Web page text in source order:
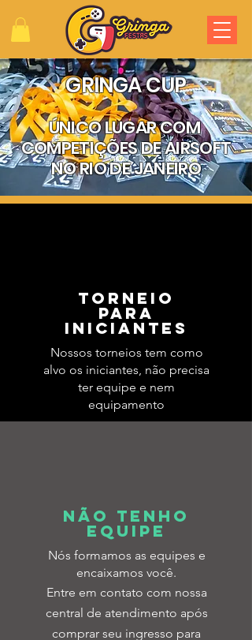
GRINGA CUP
ÚNICO LUGAR COM
COMPETIÇÕES DE AIRSOFT
NO RIO DE JANEIRO
TORNEIO
PARA
INICIANTES
Nossos torneios tem como
alvo os iniciantes, não precisa
ter equipe e nem
equipamento
NÃO TENHO
EQUIPE
​Nós formamos as equipes e
encaixamos você.
Entre em contato com nossa
central de atendimento após
comprar seu ingresso para